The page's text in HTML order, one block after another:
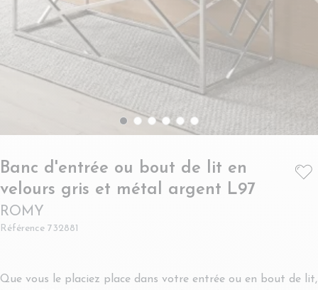
Banc d'entrée ou bout de lit en
velours gris et métal argent L97
ROMY
Référence 732881
Que vous le placiez place dans votre entrée ou en bout de lit,